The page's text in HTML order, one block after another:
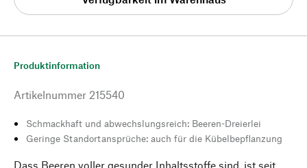
Produktinformation
Artikelnummer 215540
Schmackhaft und abwechslungsreich: Beeren-Dreierlei
Geringe Standortansprüche: auch für die Kübelbepflanzung
Dass Beeren voller gesunder Inhaltsstoffe sind, ist seit